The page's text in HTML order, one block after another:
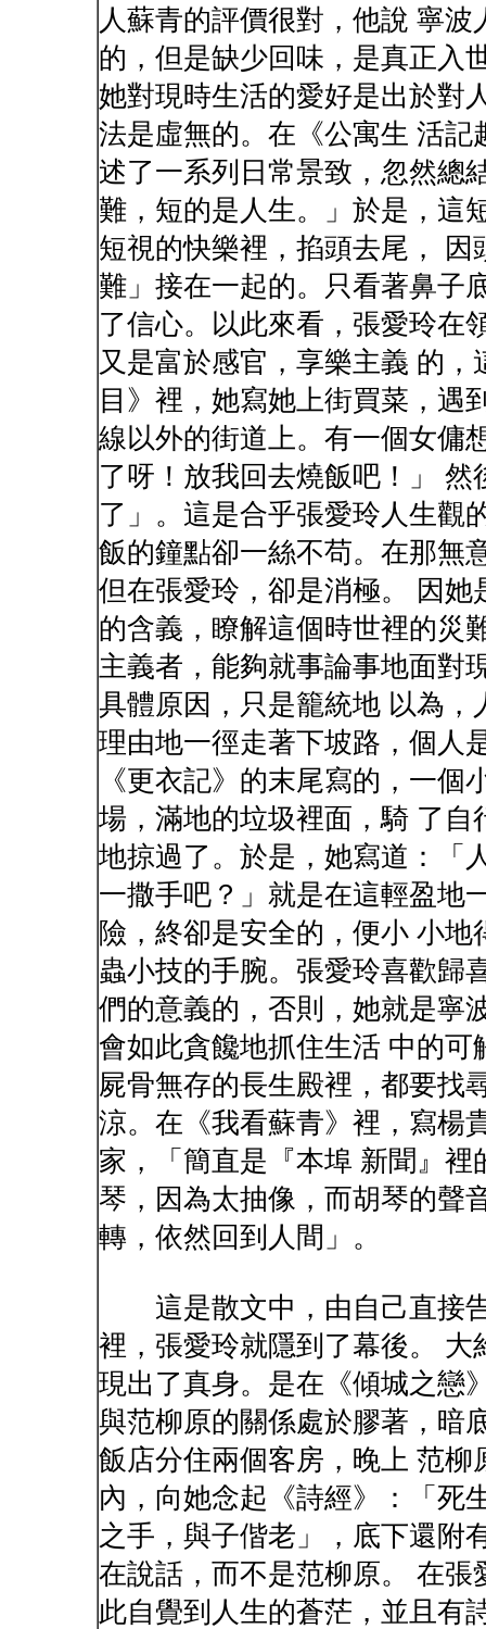
人蘇青的評價很對，他說 寧
的，但是缺少回味，是真正入
她對現時生活的愛好是出於對
法是虛無的。在《公寓生 活
述了一系列日常景致，忽然總
難，短的是人生。」於是，這
短視的快樂裡，掐頭去尾， 因
難」接在一起的。只看著鼻子
了信心。以此來看，張愛玲在
又是富於感官，享樂主義 的
目》裡，她寫她上街買菜，遇
線以外的街道上。有一個女傭
了呀！放我回去燒飯吧！」
了」。這是合乎張愛玲人生觀
飯的鐘點卻一絲不苟。在那無
但在張愛玲，卻是消極。 因
的含義，瞭解這個時世裡的災
主義者，能夠就事論事地面對
具體原因，只是籠統地 以為
理由地一徑走著下坡路，個人
《更衣記》的末尾寫的，一個
場，滿地的垃圾裡面，騎 了
地掠過了。於是，她寫道：「
一撒手吧？」就是在這輕盈地
險，終卻是安全的，便小 小
蟲小技的手腕。張愛玲喜歡歸
們的意義的，否則，她就是寧
會如此貪饞地抓住生活 中的
屍骨無存的長生殿裡，都要找
涼。在《我看蘇青》裡，寫楊
家，「簡直是『本埠 新聞』
琴，因為太抽像，而胡琴的聲
轉，依然回到人間」。
這是散文中，由自己直接
裡，張愛玲就隱到了幕後。
現出了真身。是在《傾城之戀
與范柳原的關係處於膠著，暗
飯店分住兩個客房，晚上 范
內，向她念起《詩經》：「死
之手，與子偕老」，底下還附
在說話，而不是范柳原。 在
此自覺到人生的蒼茫，並且有